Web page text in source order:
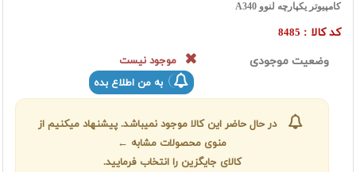
کامپیوتر یکپارچه لنوو A340
کد کالا : 8485
وضعیت موجودی
موجود نیست
به من اطلاع بده
در حال حاضر این کالا موجود نمیباشد. پیشنهاد میکنیم از
منوی محصولات مشابه ←
کالای جایگزین را انتخاب فرمایید.